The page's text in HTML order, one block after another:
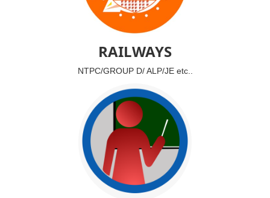
RAILWAYS
NTPC/GROUP D/ ALP/JE etc..